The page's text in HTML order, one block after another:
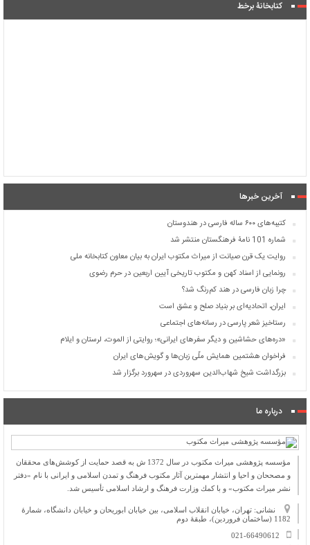
کتابخانۀ برخط
آخرین خبرها
کتیبه‌های ۶۰۰ ساله فارسی در هندوستان
شماره 101 نامۀ فرهنگستان منتشر شد
روایت یک قرن صیانت از میراث مکتوب ایران به بیان معاون کتابخانه ملی
رونمایی از اسناد کهن و مکتوب تاریخی آیین اربعین در حرم رضوی
چرا زبان فارسی در هند کم‌رنگ شد؟
ایران، اتحادیه‌ای بر بنیاد صلح و عشق است
رستاخیز شعر پارسی در رسانه‌های اجتماعی
«دره‌های حشاشین و دیگر سفرهای ایرانی»؛ روایتی از الموت، لرستان و ایلام
فراخوان هشتمین همایش ملّی زبان‌ها و گویش‌های ایران
بزرگداشت شیخ شهاب‌الدین سهروردی در سهرورد برگزار شد
درباره ما
مؤسسه پژوهشی میراث مكتوب در سال 1372 ش به قصد حمایت از كوشش‌های محققان
و مصححان و احیا و انتشار مهمترین آثار مكتوب فرهنگ و تمدن اسلامی و ایرانی با نام «دفتر
نشر میراث مكتوب» و با كمك وزارت فرهنگ و ارشاد اسلامی تأسیس شد.
نشانی: تهران، خیابان انقلاب اسلامی، بین خیابان ابوریحان و خیابان دانشگاه، شمارۀ
1182 (ساختمان فروردین)، طبقۀ دوم
021-66490612